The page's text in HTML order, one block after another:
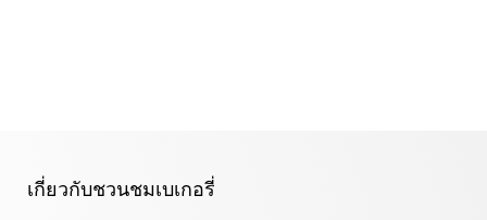
เกี่ยวกับชวนชมเบเกอรี่